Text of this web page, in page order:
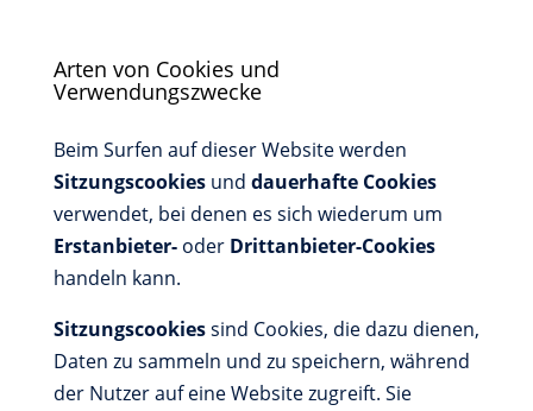
Arten von Cookies und
Verwendungszwecke
Beim Surfen auf dieser Website werden
Sitzungscookiesund dauerhafte Cookies
verwendet, bei denen es sich wiederum um
Erstanbieter-oder Drittanbieter-Cookies
handeln kann.
Sitzungscookiessind Cookies, die dazu dienen,
Daten zu sammeln und zu speichern, während
der Nutzer auf eine Website zugreift. Sie